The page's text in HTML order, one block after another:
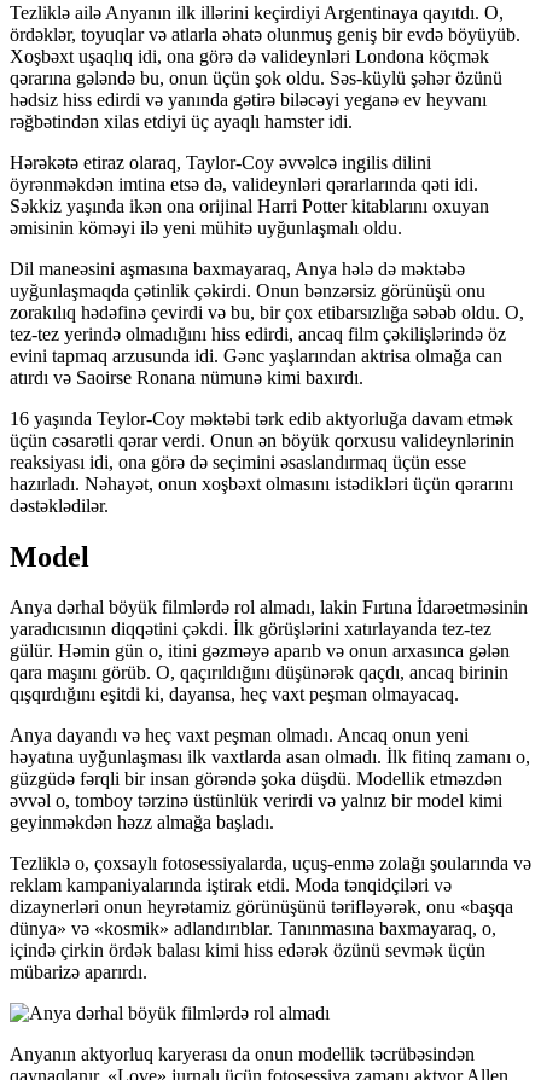
Tezliklə ailə Anyanın ilk illərini keçirdiyi Argentinaya qayıtdı. O,
ördəklər, toyuqlar və atlarla əhatə olunmuş geniş bir evdə böyüyüb.
Xoşbəxt uşaqlıq idi, ona görə də valideynləri Londona köçmək
qərarına gələndə bu, onun üçün şok oldu. Səs-küylü şəhər özünü
hədsiz hiss edirdi və yanında gətirə biləcəyi yeganə ev heyvanı
rəğbətindən xilas etdiyi üç ayaqlı hamster idi.
Hərəkətə etiraz olaraq, Taylor-Coy əvvəlcə ingilis dilini
öyrənməkdən imtina etsə də, valideynləri qərarlarında qəti idi.
Səkkiz yaşında ikən ona orijinal Harri Potter kitablarını oxuyan
əmisinin köməyi ilə yeni mühitə uyğunlaşmalı oldu.
Dil maneəsini aşmasına baxmayaraq, Anya hələ də məktəbə
uyğunlaşmaqda çətinlik çəkirdi. Onun bənzərsiz görünüşü onu
zorakılıq hədəfinə çevirdi və bu, bir çox etibarsızlığa səbəb oldu. O,
tez-tez yerində olmadığını hiss edirdi, ancaq film çəkilişlərində öz
evini tapmaq arzusunda idi. Gənc yaşlarından aktrisa olmağa can
atırdı və Saoirse Ronana nümunə kimi baxırdı.
16 yaşında Teylor-Coy məktəbi tərk edib aktyorluğa davam etmək
üçün cəsarətli qərar verdi. Onun ən böyük qorxusu valideynlərinin
reaksiyası idi, ona görə də seçimini əsaslandırmaq üçün esse
hazırladı. Nəhayət, onun xoşbəxt olmasını istədikləri üçün qərarını
dəstəklədilər.
Model
Anya dərhal böyük filmlərdə rol almadı, lakin Fırtına İdarəetməsinin
yaradıcısının diqqətini çəkdi. İlk görüşlərini xatırlayanda tez-tez
gülür. Həmin gün o, itini gəzməyə aparıb və onun arxasınca gələn
qara maşını görüb. O, qaçırıldığını düşünərək qaçdı, ancaq birinin
qışqırdığını eşitdi ki, dayansa, heç vaxt peşman olmayacaq.
Anya dayandı və heç vaxt peşman olmadı. Ancaq onun yeni
həyatına uyğunlaşması ilk vaxtlarda asan olmadı. İlk fitinq zamanı o,
güzgüdə fərqli bir insan görəndə şoka düşdü. Modellik etməzdən
əvvəl o, tomboy tərzinə üstünlük verirdi və yalnız bir model kimi
geyinməkdən həzz almağa başladı.
Tezliklə o, çoxsaylı fotosessiyalarda, uçuş-enmə zolağı şoularında və
reklam kampaniyalarında iştirak etdi. Moda tənqidçiləri və
dizaynerləri onun heyrətamiz görünüşünü tərifləyərək, onu «başqa
dünya» və «kosmik» adlandırıblar. Tanınmasına baxmayaraq, o,
içində çirkin ördək balası kimi hiss edərək özünü sevmək üçün
mübarizə aparırdı.
Anyanın aktyorluq karyerası da onun modellik təcrübəsindən